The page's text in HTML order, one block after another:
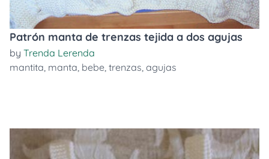
Patrón manta de trenzas tejida a dos agujas
by Trenda Lerenda
mantita, manta, bebe, trenzas, agujas